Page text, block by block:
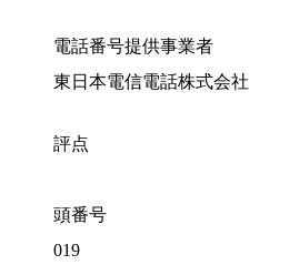
電話番号提供事業者
東日本電信電話株式会社
評点
頭番号
019